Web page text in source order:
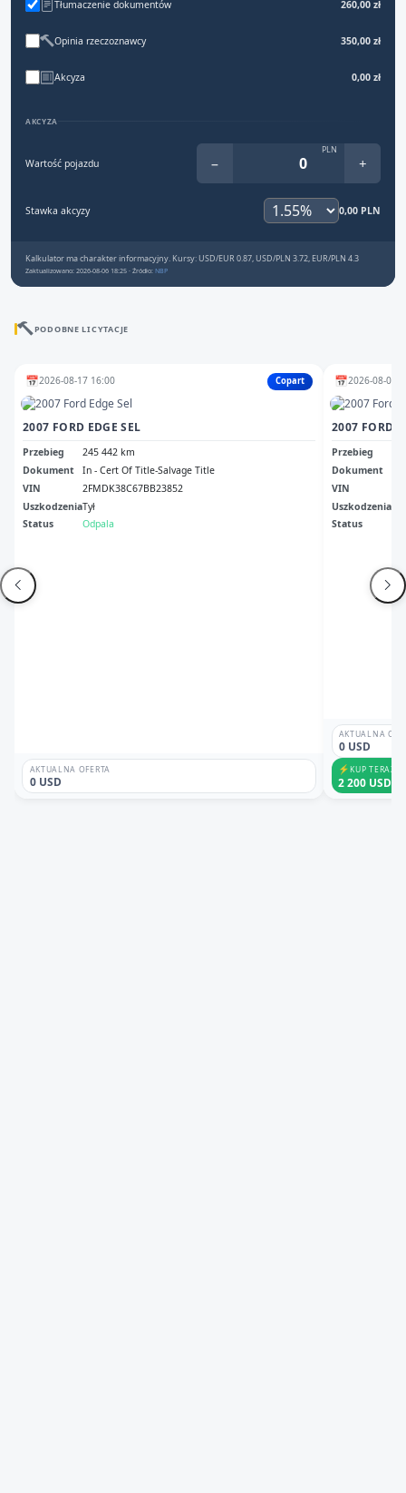
Tłumaczenie dokumentów 260,00 zł
Opinia rzeczoznawcy 350,00 zł
Akcyza 0,00 zł
AKCYZA
Wartość pojazdu −
PLN
+
Stawka akcyzy 0,00 PLN
Kalkulator ma charakter informacyjny. Kursy: USD/EUR 0.87, USD/PLN 3.72, EUR/PLN 4.3
Zaktualizowano: 2026-08-06 18:25 · Źródło: NBP
PODOBNE LICYTACJE
📅2026-08-17 16:00 Copart
2007 FORD EDGE SEL
Przebieg
245 442 km
Dokument
In - Cert Of Title-Salvage Title
VIN
2FMDK38C67BB23852
UszkodzeniaTył
Status
Odpala
AKTUALNA OFERTA
0 USD
📅2026-08-07
2007 FORD
Przebieg
Dokument
VIN
Uszkodzenia
Status
AKTUALNA
0 USD
⚡KUP TERAZ
2 200 USD